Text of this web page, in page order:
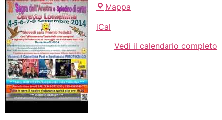
Mappa
iCal
Vedi il calendario completo